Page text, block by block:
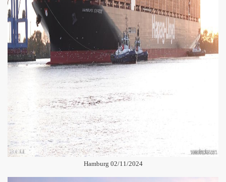
Hamburg 02/11/2024